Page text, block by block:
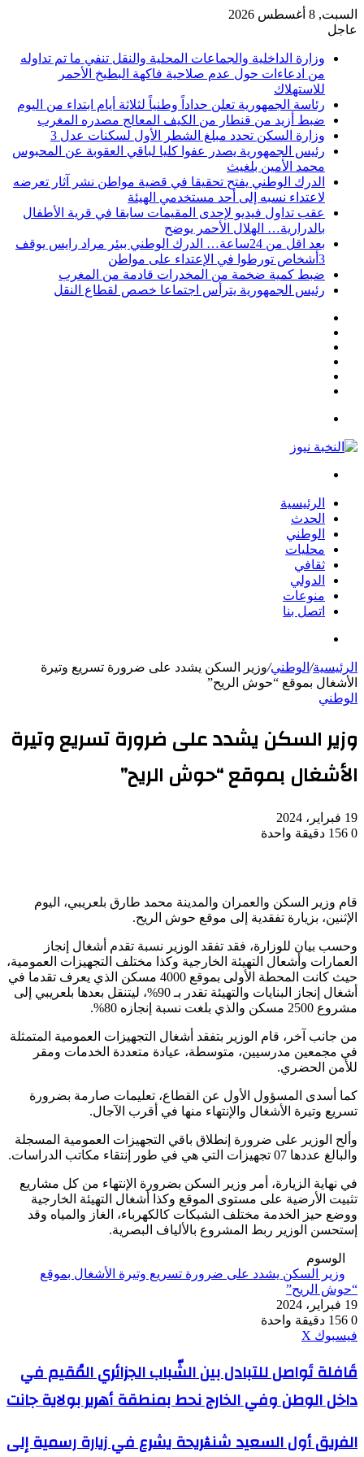
السبت, 8 أغسطس 2026
عاجل
وزارة الداخلية والجماعات المحلية والنقل تنفي ما تم تداوله
من ادعاءات حول عدم صلاحية فاكهة البطيخ الأحمر
للاستهلاك
رئاسة الجمهورية تعلن حداداً وطنياً لثلاثة أيام ابتداء من اليوم
ضبط أزيد من قنطار من الكيف المعالج مصدره المغرب
وزارة السكن تحدد مبلغ الشطر الأول لسكنات عدل 3
رئيس الجمهورية يصدر عفوا كليا لباقي العقوبة عن المحبوس
محمد الأمين بلغيث
الدرك الوطني يفتح تحقيقا في قضية مواطن نشر آثار تعرضه
لاعتداء نسبه إلى أحد مستخدمي الهيئة
عقب تداول فيديو لإحدى المقيمات سابقا في قرية الأطفال
بالدرارية… الهلال الأحمر يوضح
بعد اقل من 24ساعة… الدرك الوطني ببئر مراد رايس يوقف
3أشخاص تورطوا في الإعتداء على مواطن
ضبط كمية ضخمة من المخدرات قادمة من المغرب
رئيس الجمهورية يترأس اجتماعا خصص لقطاع النقل
الرئيسية
الحدث
الوطني
محليات
ثقافي
الدولي
منوعات
اتصل بنا
الرئيسية/ الوطني/وزير السكن يشدد على ضرورة تسريع وتيرة
الأشغال بموقع “حوش الريح”
الوطني
وزير السكن يشدد على ضرورة تسريع وتيرة
الأشغال بموقع “حوش الريح”
19 فبراير، 2024
0
دقيقة واحدة
قام وزير السكن والعمران والمدينة محمد طارق بلعريبي، اليوم
الإثنين، بزيارة تفقدية إلى موقع حوش الريح.
وحسب بيان للوزارة، فقد تفقد الوزير نسبة تقدم أشغال إنجاز
العمارات وأشعال التهيئة الخارجية وكذا مختلف التجهيزات العمومية،
حيث كانت المحطة الأولى بموقع 4000 مسكن الذي يعرف تقدما في
أشغال إنجاز البنايات والتهيئة تقدر بـ 90%، ليتنقل بعدها بلعريبي إلى
مشروع 2500 مسكن والذي بلغت نسبة إنجازه 80%.
من جانب آخر، قام الوزير بتفقد أشغال التجهيزات العمومية المتمثلة
في مجمعين مدرسيين، متوسطة، عيادة متعددة الخدمات ومقر
للأمن الحضري.
كما أسدى المسؤول الأول عن القطاع، تعليمات صارمة بضرورة
تسريع وتيرة الأشغال والإنتهاء منها في أقرب الآجال.
وألح الوزير على ضرورة إنطلاق باقي التجهيزات العمومية المسجلة
والبالغ عددها 07 تجهيزات التي هي في طور إنتقاء مكاتب الدراسات.
في نهاية الزيارة، أمر وزير السكن بضرورة الإنتهاء من كل مشاريع
تثبيت الأرضية على مستوى الموقع وكذا أشغال التهيئة الخارجية
ووضع حيز الخدمة مختلف الشبكات كالكهرباء، الغاز والمياه وقد
إستحسن الوزير ربط المشروع بالألياف البصرية.
الوسوم
وزير السكن يشدد على ضرورة تسريع وتيرة الأشغال بموقع
“حوش الريح”
19 فبراير، 2024
0
دقيقة واحدة
فيسبوك ‫X
قَافلة
تَواصل
للتبادل
الجزائري
قَافلة تَواصل للتبادل بين الشّباب الجزائري المُقيم في
داخل الوطن وفي الخارج نحط بمنطقة أهرير بولاية جانت
الفريق
أول
الفريق أول السعيد شنڨريحة يشرع في زيارة رسمية إلى